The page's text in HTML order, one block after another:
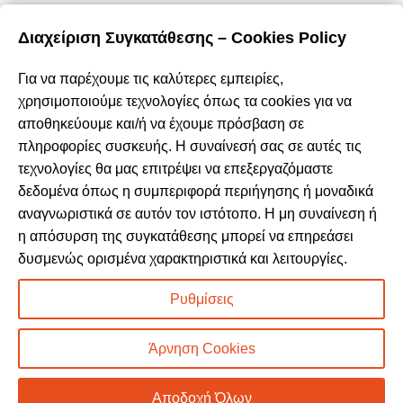
Αρχική
Καταστήματα
Προϊόντα
Κατάλογος επίπλων MSA
Nέα – Προτάσεις
Επικοινωνία
Πρόσφατα Άρθρα
Τελικές χειμερινές εκπτώσεις -50% σε όλα τα
Βρείτε όλα τα πασχαλινά μας είδη σε -50% έκπτωση!
2023. developed by PYLARINOS Advertising
Διαχείριση Συγκατάθεσης – Cookies Policy
Για να παρέχουμε τις καλύτερες εμπειρίες,
χρησιμοποιούμε τεχνολογίες όπως τα cookies για να
αποθηκεύουμε και/ή να έχουμε πρόσβαση σε
πληροφορίες συσκευής. Η συναίνεσή σας σε αυτές τις
τεχνολογίες θα μας επιτρέψει να επεξεργαζόμαστε
δεδομένα όπως η συμπεριφορά περιήγησης ή μοναδικά
αναγνωριστικά σε αυτόν τον ιστότοπο. Η μη συναίνεση ή
η απόσυρση της συγκατάθεσης μπορεί να επηρεάσει
δυσμενώς ορισμένα χαρακτηριστικά και λειτουργίες.
Ρυθμίσεις
Άρνηση Cookies
Αποδοχή Όλων